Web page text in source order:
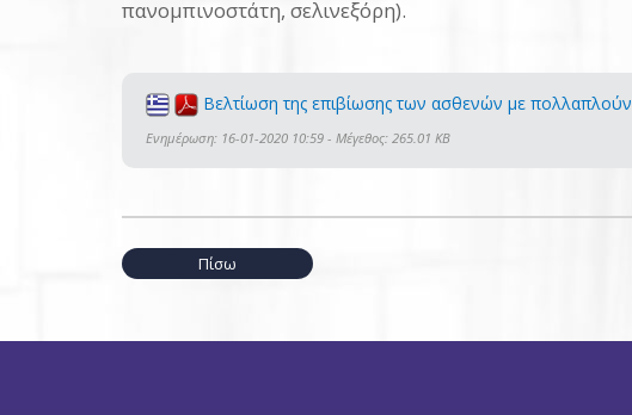
πανομπινοστάτη, σελινεξόρη).
Βελτίωση της επιβίωσης των ασθενών με
Ενημέρωση: 16-01-2020 10:59 - Μέγεθος: 265.01 KB
Πίσω